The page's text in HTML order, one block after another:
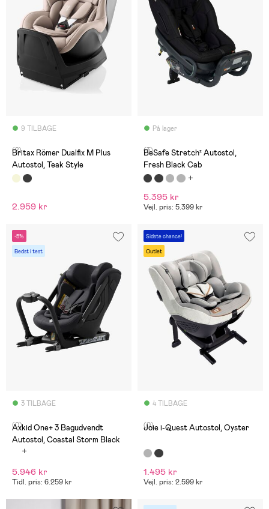
9 TILBAGE
(2)
Britax Römer Dualfix M Plus
Autostol, Teak Style
2.959 kr
På lager
(3)
BeSafe Stretch² Autostol,
Fresh Black Cab
5.395 kr
Vejl. pris: 5.399 kr
-5%
Bedst i test
3 TILBAGE
(0)
Axkid One+ 3 Bagudvendt
Autostol, Coastal Storm Black
5.946 kr
Tidl. pris: 6.259 kr
Sidste chance!
Outlet
4 TILBAGE
(0)
Joie i-Quest Autostol, Oyster
1.495 kr
Vejl. pris: 2.599 kr